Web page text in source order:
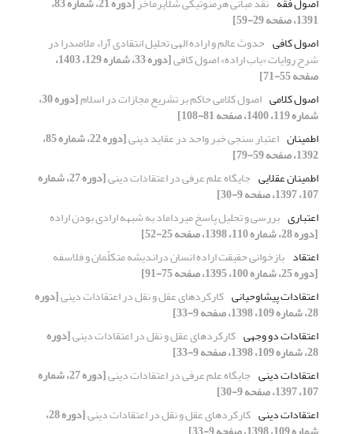
1391، صفحه 29-59]
اصول کافی حدوث عالم و اراده الهی تحلیل انتقادی آراء ملاصدرا در
شرح روایات «باب اراده» اصول کافی [دوره 33، شماره 129، 1403،
صفحه 55-71]
اصول کلامی اصول کلامی حاکم بر تشریع مجازات‌ در اسلام [دوره 30،
شماره 119، 1400، صفحه 81-108]
اطمینان اعتبار سنجی خبر واحد در عقاید دینی [دوره 22، شماره 85،
1392، صفحه 59-79]
اطمینان عقلایی جایگاه علم عرفی در اعتقادات دینی [دوره 27، شماره
107، 1397، صفحه 9-30]
اعتباری بررسی و تحلیل پاسخ میرداماد به شبهه ارادی بودن اراده
[دوره 28، شماره 110، 1398، صفحه 25-52]
اعتقاد بازخوانی حقیقت اراده انسان دراندیشه متکلّمان و فلاسفه
[دوره 25، شماره 100، 1395، صفحه 75-91]
اعتقادات پیشا‏وحیانی کارکردهای عقل و نقل در اعتقادات دینی[دوره
28، شماره 109، 1398، صفحه 9-33]
اعتقادات دو وجهی کارکردهای عقل و نقل در اعتقادات دینی[دوره
28، شماره 109، 1398، صفحه 9-33]
اعتقادات دینی جایگاه علم عرفی در اعتقادات دینی [دوره 27، شماره
107، 1397، صفحه 9-30]
اعتقادات دینی کارکردهای عقل و نقل در اعتقادات دینی [دوره 28،